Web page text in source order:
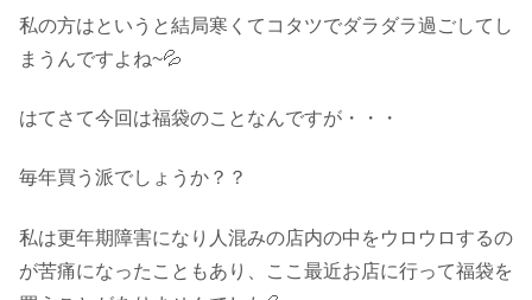
私の方はというと結局寒くてコタツでダラダラ過ごしてし
まうんですよね~💦
はてさて今回は福袋のことなんですが・・・
毎年買う派でしょうか？？
私は更年期障害になり人混みの店内の中をウロウロするの
が苦痛になったこともあり、ここ最近お店に行って福袋を